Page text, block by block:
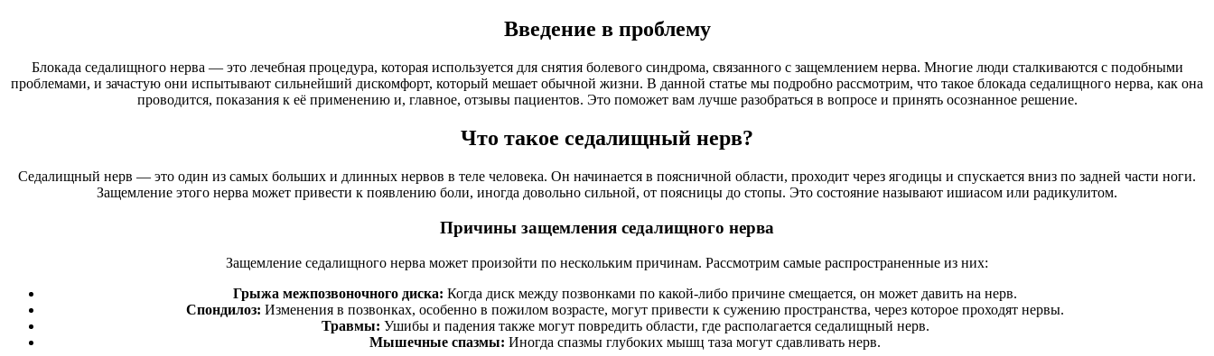
Введение в проблему
Блокада седалищного нерва — это лечебная процедура, которая используется для снятия болевого синдрома, связанного с защемлением нерва. Многие люди сталкиваются с подобными
проблемами, и зачастую они испытывают сильнейший дискомфорт, который мешает обычной жизни. В данной статье мы подробно рассмотрим, что такое блокада седалищного нерва, как она
проводится, показания к её применению и, главное, отзывы пациентов. Это поможет вам лучше разобраться в вопросе и принять осознанное решение.
Что такое седалищный нерв?
Седалищный нерв — это один из самых больших и длинных нервов в теле человека. Он начинается в поясничной области, проходит через ягодицы и спускается вниз по задней части ноги.
Защемление этого нерва может привести к появлению боли, иногда довольно сильной, от поясницы до стопы. Это состояние называют ишиасом или радикулитом.
Причины защемления седалищного нерва
Защемление седалищного нерва может произойти по нескольким причинам. Рассмотрим самые распространенные из них:
Грыжа межпозвоночного диска: Когда диск между позвонками по какой-либо причине смещается, он может давить на нерв.
Спондилоз: Изменения в позвонках, особенно в пожилом возрасте, могут привести к сужению пространства, через которое проходят нервы.
Травмы: Ушибы и падения также могут повредить области, где располагается седалищный нерв.
Мышечные спазмы: Иногда спазмы глубоких мышц таза могут сдавливать нерв.